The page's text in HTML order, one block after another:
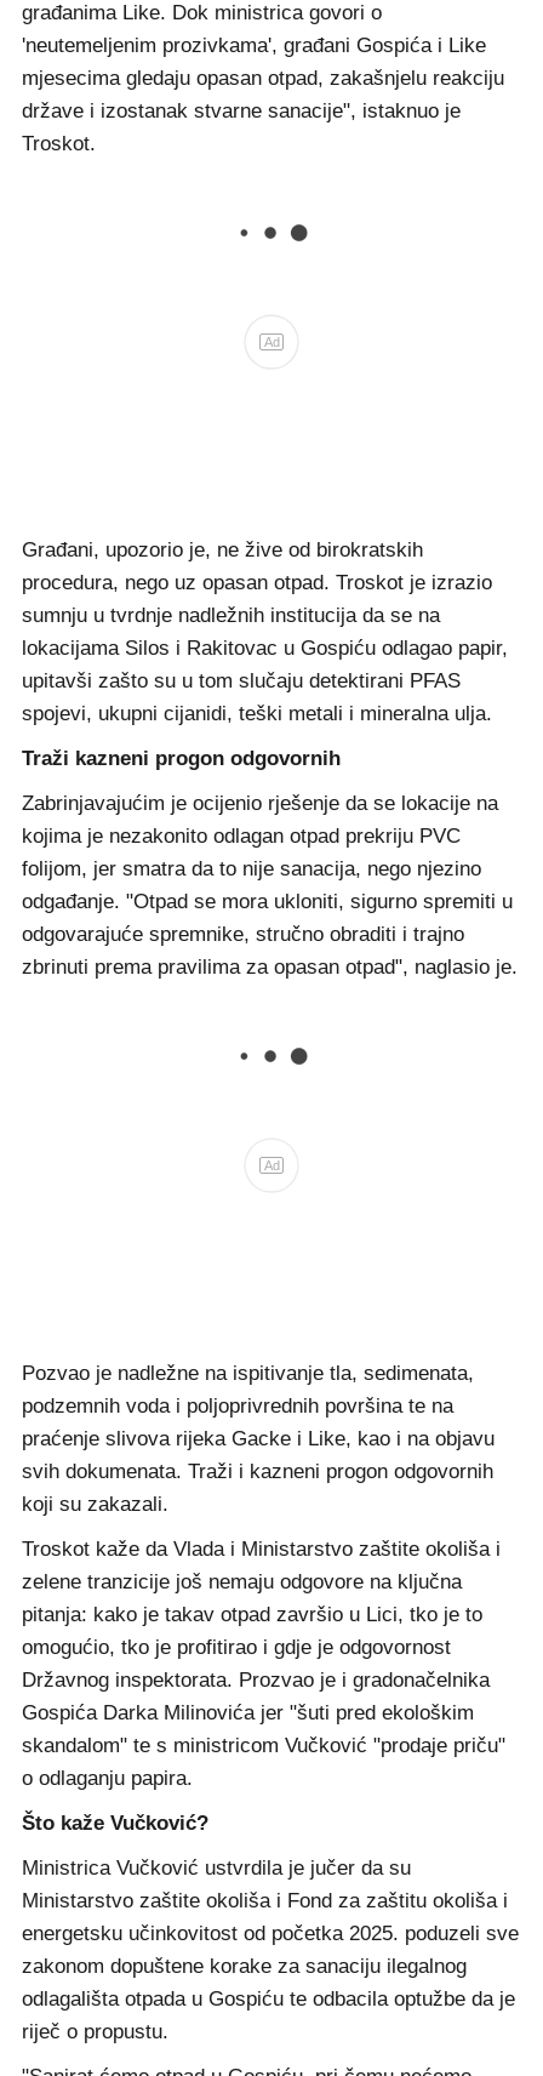
građanima Like. Dok ministrica govori o
'neutemeljenim prozivkama', građani Gospića i Like
mjesecima gledaju opasan otpad, zakašnjelu reakciju
države i izostanak stvarne sanacije", istaknuo je
Troskot.
Ad
Građani, upozorio je, ne žive od birokratskih
procedura, nego uz opasan otpad. Troskot je izrazio
sumnju u tvrdnje nadležnih institucija da se na
lokacijama Silos i Rakitovac u Gospiću odlagao papir,
upitavši zašto su u tom slučaju detektirani PFAS
spojevi, ukupni cijanidi, teški metali i mineralna ulja.
Traži kazneni progon odgovornih
Zabrinjavajućim je ocijenio rješenje da se lokacije na
kojima je nezakonito odlagan otpad prekriju PVC
folijom, jer smatra da to nije sanacija, nego njezino
odgađanje. "Otpad se mora ukloniti, sigurno spremiti u
odgovarajuće spremnike, stručno obraditi i trajno
zbrinuti prema pravilima za opasan otpad", naglasio je.
Ad
Pozvao je nadležne na ispitivanje tla, sedimenata,
podzemnih voda i poljoprivrednih površina te na
praćenje slivova rijeka Gacke i Like, kao i na objavu
svih dokumenata. Traži i kazneni progon odgovornih
koji su zakazali.
Troskot kaže da Vlada i Ministarstvo zaštite okoliša i
zelene tranzicije još nemaju odgovore na ključna
pitanja: kako je takav otpad završio u Lici, tko je to
omogućio, tko je profitirao i gdje je odgovornost
Državnog inspektorata. Prozvao je i gradonačelnika
Gospića Darka Milinovića jer "šuti pred ekološkim
skandalom" te s ministricom Vučković "prodaje priču"
o odlaganju papira.
Što kaže Vučković?
Ministrica Vučković ustvrdila je jučer da su
Ministarstvo zaštite okoliša i Fond za zaštitu okoliša i
energetsku učinkovitost od početka 2025. poduzeli sve
zakonom dopuštene korake za sanaciju ilegalnog
odlagališta otpada u Gospiću te odbacila optužbe da je
riječ o propustu.